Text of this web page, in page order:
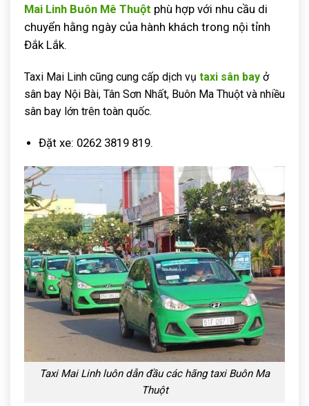
Mai Linh Buôn Mê Thuột phù hợp với nhu cầu di
chuyển hằng ngày của hành khách trong nội tỉnh
Đắk Lắk.
Taxi Mai Linh cũng cung cấp dịch vụ taxi sân bay ở
sân bay Nội Bài, Tân Sơn Nhất, Buôn Ma Thuột và nhiều
sân bay lớn trên toàn quốc.
Đặt xe: 0262 3819 819.
Taxi Mai Linh luôn dẫn đầu các hãng taxi Buôn Ma
Thuột